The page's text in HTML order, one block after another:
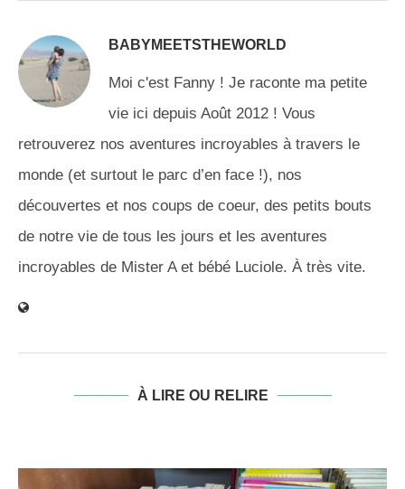
BABYMEETSTHEWORLD
Moi c'est Fanny ! Je raconte ma petite
vie ici depuis Août 2012 ! Vous
retrouverez nos aventures incroyables à travers le
monde (et surtout le parc d’en face !), nos
découvertes et nos coups de coeur, des petits bouts
de notre vie de tous les jours et les aventures
incroyables de Mister A et bébé Luciole. À très vite.
À LIRE OU RELIRE